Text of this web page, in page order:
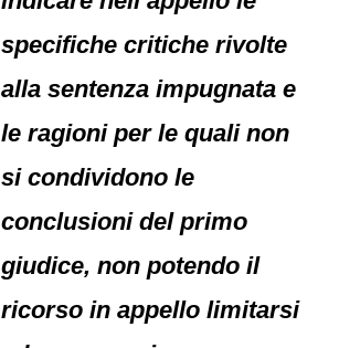
specifiche critiche rivolte
alla sentenza impugnata e
le ragioni per le quali non
si condividono le
conclusioni del primo
giudice, non potendo il
ricorso in appello limitarsi